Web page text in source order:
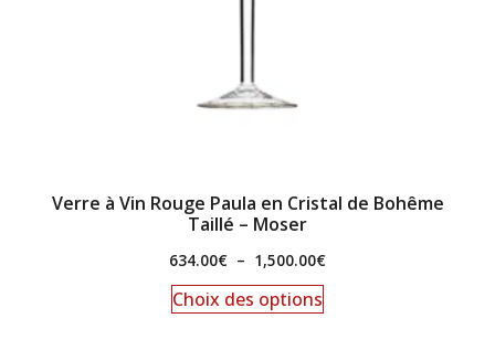
Verre à Vin Rouge Paula en Cristal de Bohême
Taillé – Moser
634.00€ – 1,500.00€
Choix des options